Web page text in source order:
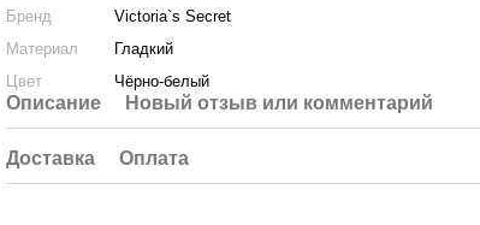
Бренд
Victoria`s Secret
Материал
Гладкий
Цвет
Чёрно-белый
Описание Новый отзыв или комментарий
Доставка Оплата